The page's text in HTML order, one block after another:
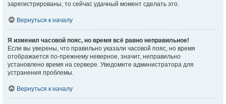
зарегистрированы, то сейчас удачный момент сделать это.
Вернуться к началу
Я изменил часовой пояс, но время всё равно неправильное!
Если вы уверены, что правильно указали часовой пояс, но время
отображается по-прежнему неверное, значит, неправильно
установлено время на сервере. Уведомите администратора для
устранения проблемы.
Вернуться к началу